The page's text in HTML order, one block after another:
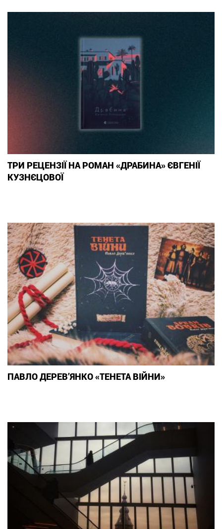
ТРИ РЕЦЕНЗІЇ НА РОМАН «ДРАБИНА» ЄВГЕНІЇ
КУЗНЄЦОВОЇ
ПАВЛО ДЕРЕВ’ЯНКО «ТЕНЕТА ВІЙНИ»